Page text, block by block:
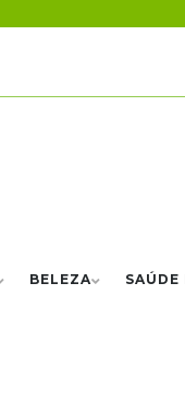
BELEZA SAÚDE